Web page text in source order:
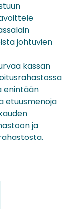
johtuvien
kassan
enintään
etuusmenoja
ja